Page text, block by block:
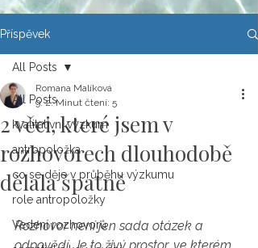
Příspěvek
All Posts
kvalitativní výzkum
antropoložka
co se děje v průběhu výzkumu
role antropoložky
Vedení rozhovorů
All Posts
2 věci, které jsem v
rozhovorech dlouhodobě
dělala špatně
Romana Malíková
9. 2. Minut čtení: 5
Rozhovor není jen sada otázek a